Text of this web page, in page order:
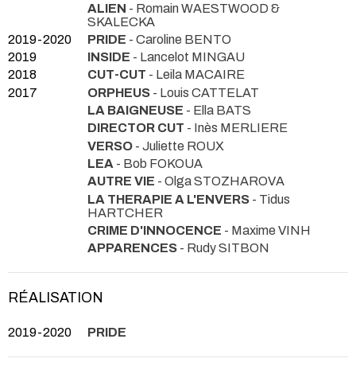
ALIEN - Romain WAESTWOOD &
SKALECKA
2019-2020
PRIDE - Caroline BENTO
2019
INSIDE - Lancelot MINGAU
2018
CUT-CUT - Leila MACAIRE
2017
ORPHEUS - Louis CATTELAT
LA BAIGNEUSE - Ella BATS
DIRECTOR CUT - Inès MERLIERE
VERSO - Juliette ROUX
LEA - Bob FOKOUA
AUTRE VIE - Olga STOZHAROVA
LA THERAPIE A L'ENVERS - Tidus
HARTCHER
CRIME D'INNOCENCE - Maxime VINH
APPARENCES - Rudy SITBON
RÉALISATION
2019-2020 PRIDE